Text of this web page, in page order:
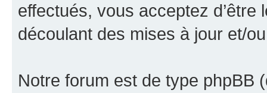
effectués, vous acceptez
découlant des mises à jour et/
Notre forum est de type phpBB